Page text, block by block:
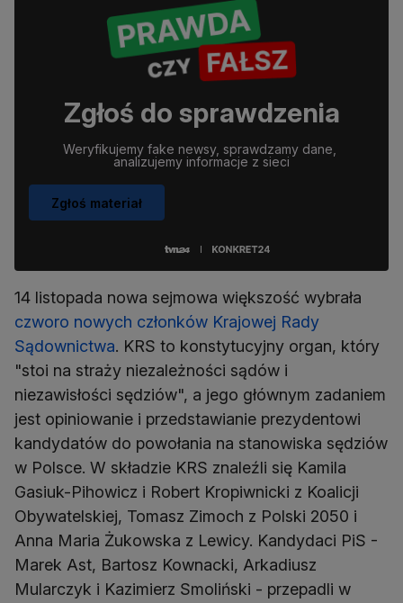
Zgłoś do sprawdzenia
Weryfikujemy fake newsy, sprawdzamy dane,
analizujemy informacje z sieci
Zgłoś materiał
14 listopada nowa sejmowa większość wybrała
czworo nowych członków Krajowej Rady
Sądownictwa. KRS to konstytucyjny organ, który
"stoi na straży niezależności sądów i
niezawisłości sędziów", a jego głównym zadaniem
jest opiniowanie i przedstawianie prezydentowi
kandydatów do powołania na stanowiska sędziów
w Polsce. W składzie KRS znaleźli się Kamila
Gasiuk-Pihowicz i Robert Kropiwnicki z Koalicji
Obywatelskiej, Tomasz Zimoch z Polski 2050 i
Anna Maria Żukowska z Lewicy. Kandydaci PiS -
Marek Ast, Bartosz Kownacki, Arkadiusz
Mularczyk i Kazimierz Smoliński - przepadli w